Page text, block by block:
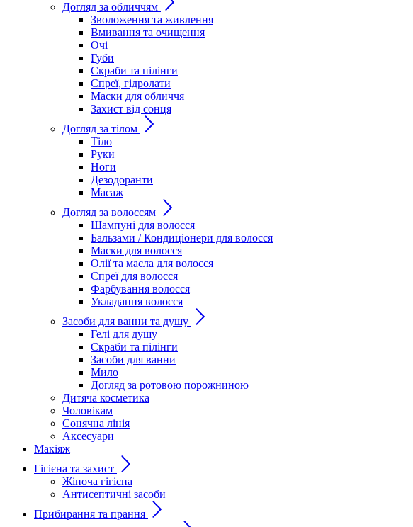
Догляд за обличчям
Зволоження та живлення
Вмивання та очищення
Очі
Губи
Скраби та пілінги
Спреї, гідролати
Маски для обличчя
Захист від сонця
Догляд за тілом
Тіло
Руки
Ноги
Дезодоранти
Масаж
Догляд за волоссям
Шампуні для волосся
Бальзами / Кондиціонери для волосся
Маски для волосся
Олії та масла для волосся
Спреї для волосся
Фарбування волосся
Укладання волосся
Засоби для ванни та душу
Гелі для душу
Скраби та пілінги
Засоби для ванни
Мило
Догляд за ротовою порожниною
Дитяча косметика
Чоловікам
Сонячна лінія
Аксесуари
Макіяж
Гігієна та захист
Жіноча гігієна
Антисептичні засоби
Прибирання та прання